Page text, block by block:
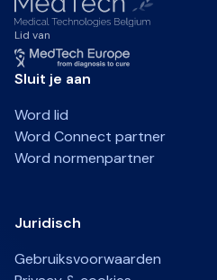
Lid van
Sluit je aan
Word lid
Word Connect partner
Word normenpartner
Juridisch
Gebruiksvoorwaarden